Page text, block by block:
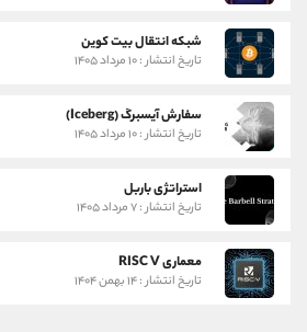
شبکه انتقال بیت کوین
تاریخ انتشار : ۱۰ مرداد ۱۴۰۵
سفارش آیسبرگ (Iceberg)
تاریخ انتشار : ۱۰ مرداد ۱۴۰۵
استراتژی باربل
تاریخ انتشار : ۷ مرداد ۱۴۰۵
معماری RISC V
تاریخ انتشار : ۱۴ بهمن ۱۴۰۴